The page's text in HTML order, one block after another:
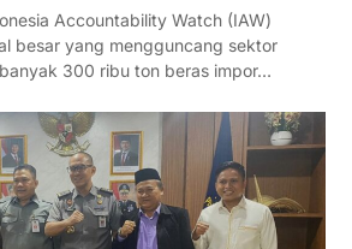
Accountability Watch (IAW)
besar yang mengguncang sektor
300 ribu ton beras impor…